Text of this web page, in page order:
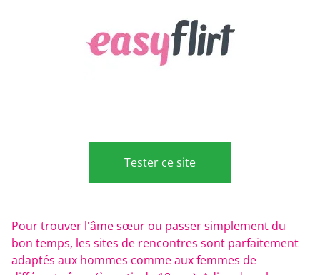
Tester ce site
Pour trouver l'âme sœur ou passer simplement du
bon temps, les sites de rencontres sont parfaitement
adaptés aux hommes comme aux femmes de